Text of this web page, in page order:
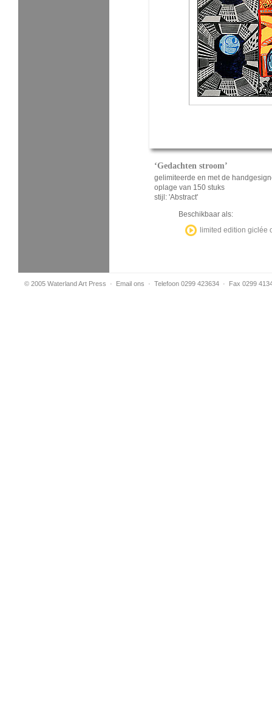
‘Gedachten stroom’
gelimiteerde en met de
oplage van 150 stuks
stijl: 'Abstract'
Beschikbaar als:
limited edition giclée
© 2005 Waterland Art Press · Email ons · Telefoon 0299 423634 · Fax 0299